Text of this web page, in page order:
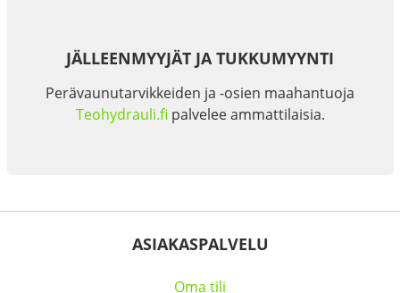
JÄLLEENMYYJÄT JA TUKKUMYYNTI
Perävaunutarvikkeiden ja -osien maahantuoja
Teohydrauli.fi palvelee ammattilaisia.
ASIAKASPALVELU
Oma tili